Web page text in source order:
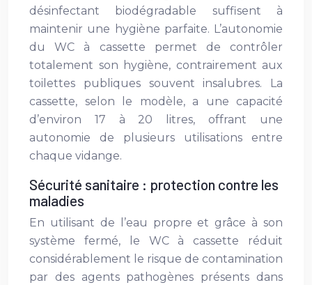
désinfectant biodégradable suffisent à
maintenir une hygiène parfaite. L’autonomie
du WC à cassette permet de contrôler
totalement son hygiène, contrairement aux
toilettes publiques souvent insalubres. La
cassette, selon le modèle, a une capacité
d’environ 17 à 20 litres, offrant une
autonomie de plusieurs utilisations entre
chaque vidange.
Sécurité sanitaire : protection contre les
maladies
En utilisant de l’eau propre et grâce à son
système fermé, le WC à cassette réduit
considérablement le risque de contamination
par des agents pathogènes présents dans